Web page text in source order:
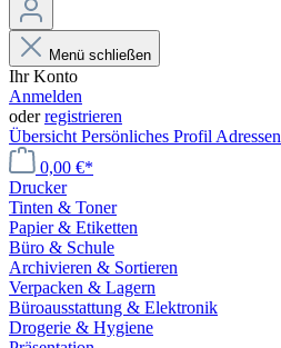
Menü schließen
Ihr Konto
Anmelden
oderregistrieren
Übersicht Persönliches Profil Adressen
0,00 €*
Drucker
Tinten & Toner
Papier & Etiketten
Büro & Schule
Archivieren & Sortieren
Verpacken & Lagern
Büroausstattung & Elektronik
Drogerie & Hygiene